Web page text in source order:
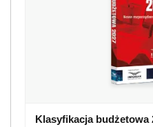
Klasyfikacja budżetowa